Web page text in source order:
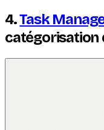
4.Task
catégorisation